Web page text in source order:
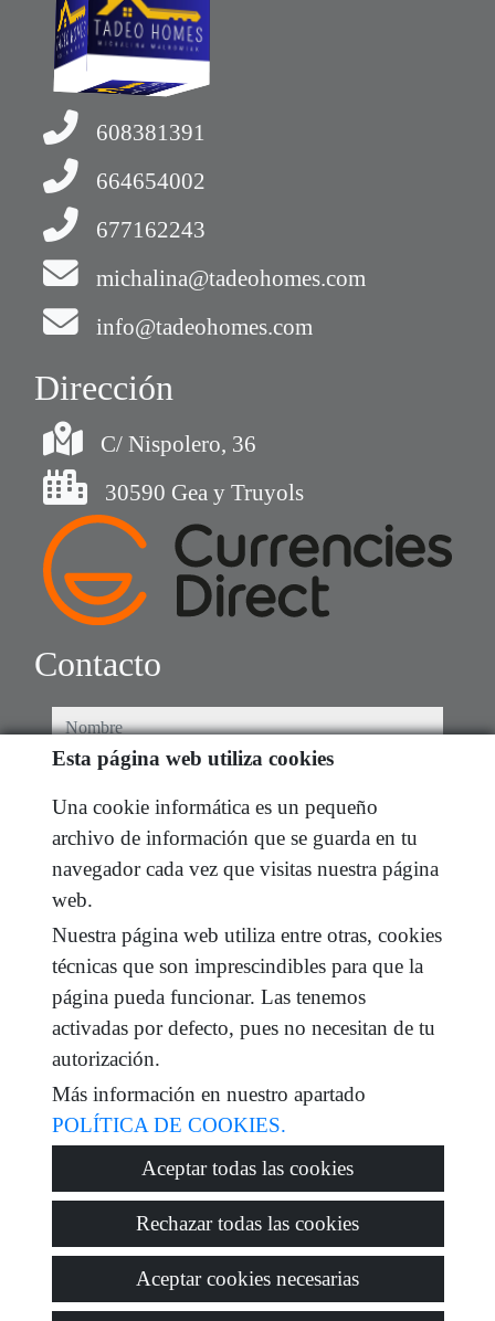
608381391
664654002
677162243
michalina@tadeohomes.com
info@tadeohomes.com
Dirección
C/ Nispolero, 36
30590 Gea y Truyols
Contacto
nombre
e-mail
He leído y acepto las condiciones de uso y
mensaje
Captcha
Esta página web utiliza cookies
Una cookie informática es un pequeño
archivo de información que se guarda en tu
navegador cada vez que visitas nuestra página
web.
Nuestra página web utiliza entre otras, cookies
técnicas que son imprescindibles para que la
página pueda funcionar. Las tenemos
activadas por defecto, pues no necesitan de tu
autorización.
Más información en nuestro apartado
POLÍTICA DE COOKIES.
Aceptar todas las cookies
Rechazar todas las cookies
Aceptar cookies necesarias